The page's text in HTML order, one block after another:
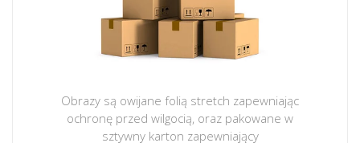
Obrazy są owijane folią stretch zapewniając
ochronę przed wilgocią, oraz pakowane w
sztywny karton zapewniający